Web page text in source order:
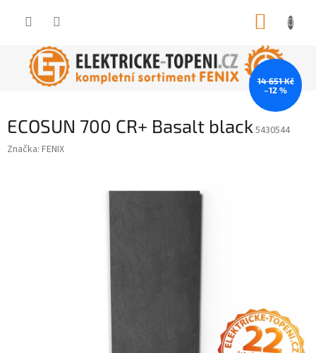
ECOSUN 700 CR+ Basalt black 5430544
Značka: FENIX
14 651 Kč
–12 %